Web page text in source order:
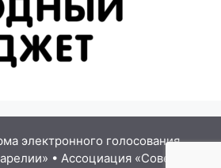
электронного голосования
• Ассоциация «Совет